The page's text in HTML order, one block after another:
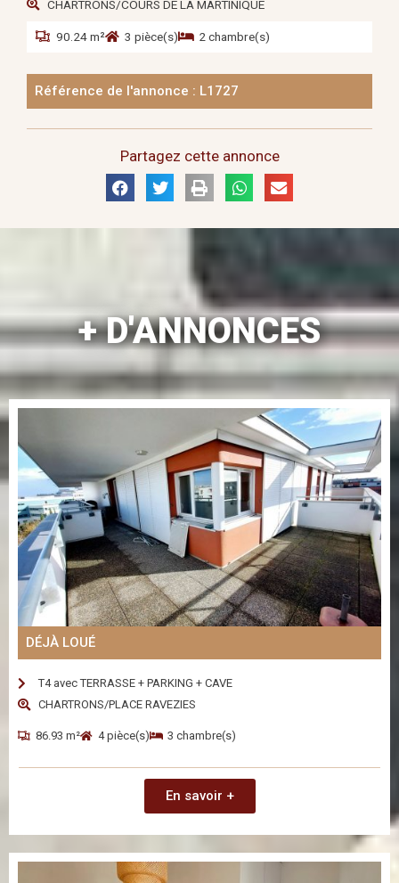
CHARTRONS/COURS DE LA MARTINIQUE
90.24 m² 3 pièce(s) 2 chambre(s)
Référence de l'annonce : L1727
Partagez cette annonce
+ D'ANNONCES
DÉJÀ LOUÉ
T4 avec TERRASSE + PARKING + CAVE
CHARTRONS/PLACE RAVEZIES
86.93 m² 4 pièce(s) 3 chambre(s)
En savoir +